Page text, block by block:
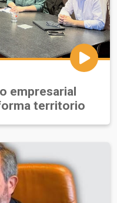
empresarial
territorio